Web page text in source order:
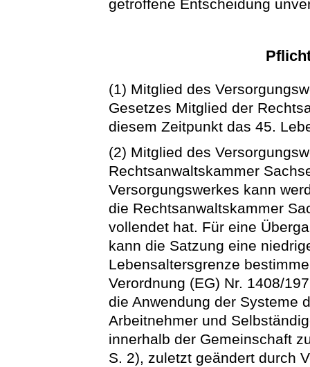
getroffene Entscheidung
(1) Mitglied des
Gesetzes Mitglied der
diesem Zeitpunkt das 45.
(2) Mitglied des
Rechtsanwaltskammer
Versorgungswerkes kann
die Rechtsanwaltskammer
vollendet hat. Für eine
kann die Satzung eine
Lebensaltersgrenze
Verordnung (EG) Nr. 1408/
die Anwendung der Systeme
Arbeitnehmer und
innerhalb der Gemeinschaft
S. 2), zuletzt geändert durch